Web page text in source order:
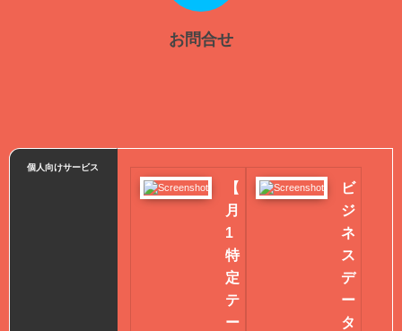
お問合せ
個人向けサービス
【
月
1
特
定
テ
ー
ビ
ジ
ネ
ス
デ
ー
タ